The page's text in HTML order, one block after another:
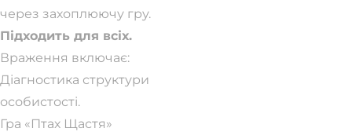
через захоплюючу гру.
Підходить для всіх.
Враження включає:
Діагностика структури
особистості.
Гра «Птах Щастя»